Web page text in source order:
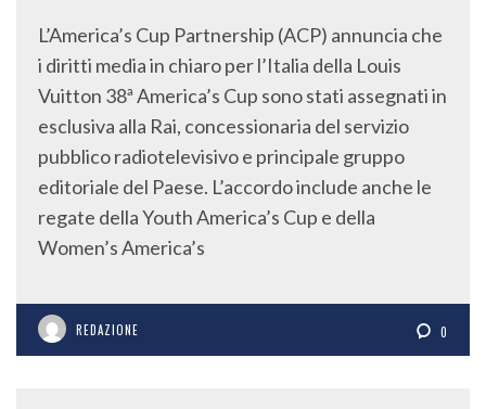
L’America’s Cup Partnership (ACP) annuncia che
i diritti media in chiaro per l’Italia della Louis
Vuitton 38ª America’s Cup sono stati assegnati in
esclusiva alla Rai, concessionaria del servizio
pubblico radiotelevisivo e principale gruppo
editoriale del Paese. L’accordo include anche le
regate della Youth America’s Cup e della
Women’s America’s
REDAZIONE 0